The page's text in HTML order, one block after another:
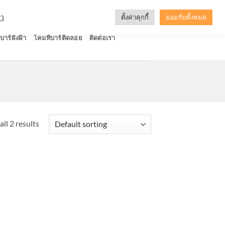
าร์ฝังฝ้า โคมทีบาร์ติดลอย ติดต่อเรา
2 results
ตั้งค่าคุกกี้ ยอมรับทั้งหมด